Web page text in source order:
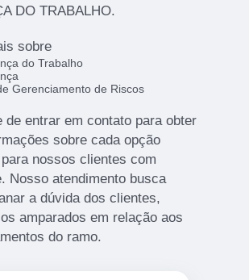
DO TRABALHO.
sobre
do Trabalho
Gerenciamento de Riscos
de entrar em contato para obter
sobre cada opção
nossos clientes com
Nosso atendimento busca
a dúvida dos clientes,
amparados em relação aos
do ramo.